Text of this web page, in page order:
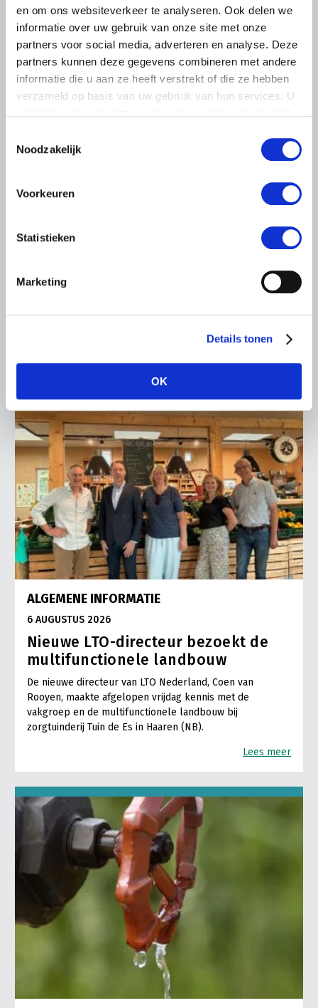
en om ons websiteverkeer te analyseren. Ook delen we
informatie over uw gebruik van onze site met onze
partners voor social media, adverteren en analyse. Deze
partners kunnen deze gegevens combineren met andere
informatie die u aan ze heeft verstrekt of die ze hebben
verzameld op basis van uw gebruik van hun services. U
Noodzakelijk
Voorkeuren
Statistieken
Marketing
Details tonen
OK
Súdwest-Fryslân
Maarten Goudzwaard (JA21) en beleidsmedewerker
Ronald Oenema op het melkveebedrijf van Jolmer de
Lees meer
ALGEMENE INFORMATIE
6 AUGUSTUS 2026
Nieuwe LTO-directeur bezoekt de
multifunctionele landbouw
De nieuwe directeur van LTO Nederland, Coen van
Rooyen, maakte afgelopen vrijdag kennis met de
vakgroep en de multifunctionele landbouw bij
zorgtuinderij Tuin de Es in Haaren (NB).
Lees meer